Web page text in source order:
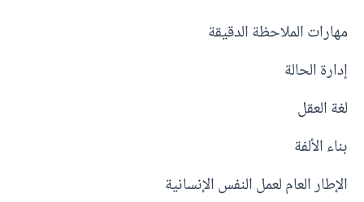
مهارات الملاحظة الدقيقة
إدارة الحالة
لغة العقل
بناء الألفة
الإطار العام لعمل النفس الإنسانية